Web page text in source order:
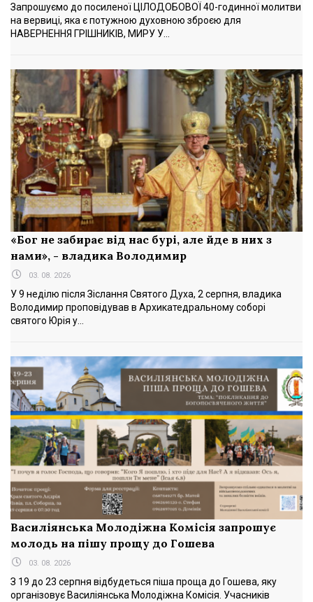
Запрошуємо до посиленої ЦІЛОДОБОВОЇ 40-годинної молитви
на вервиці, яка є потужною духовною зброєю для
НАВЕРНЕННЯ ГРІШНИКІВ, МИРУ У...
«Бог не забирає від нас бурі, але йде в них з
нами», - владика Володимир
03. 08. 2026
У 9 неділю після Зіслання Святого Духа, 2 серпня, владика
Володимир проповідував в Архикатедральному соборі
святого Юрія у...
Василіянська Молодіжна Комісія запрошує
молодь на пішу прощу до Гошева
03. 08. 2026
З 19 до 23 серпня відбудеться піша проща до Гошева, яку
організовує Василіянська Молодіжна Комісія. Учасників